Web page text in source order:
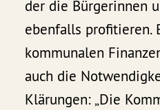
der die Bürgerinnen
ebenfalls profitieren.
kommunalen
auch die
Klärungen: „Die